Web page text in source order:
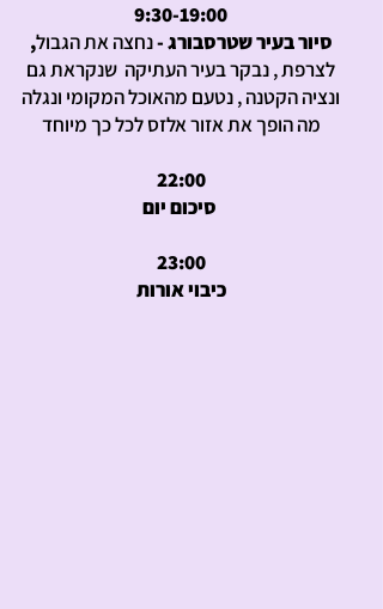
9:30-19:00
,סיור בעיר שטרסבורג -נחצה את הגבול
לצרפת , נבקר בעיר העתיקה שנקראת גם
ונציה הקטנה , נטעם מהאוכל המקומי ונגלה
מה הופך את אזור אלזס לכל כך מיוחד
22:00
23:00
כיבוי אורות